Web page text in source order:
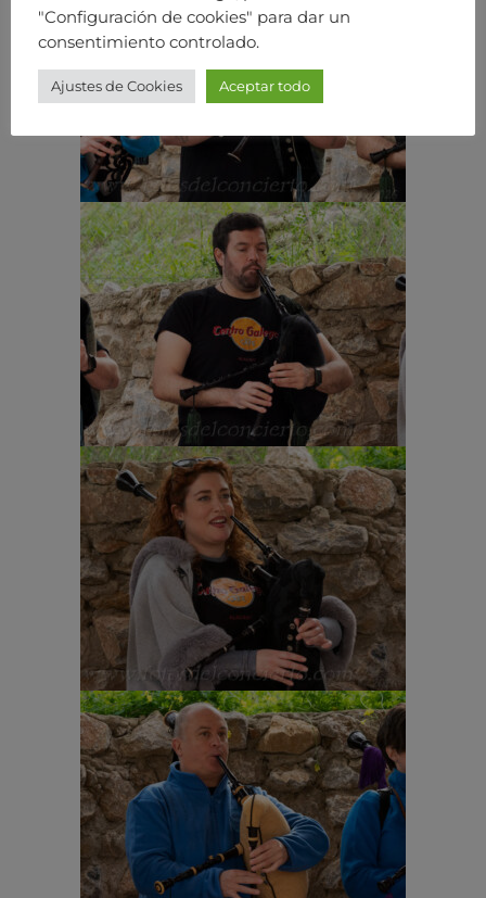
"Configuración de cookies" para dar un
consentimiento controlado.
Ajustes de Cookies Aceptar todo